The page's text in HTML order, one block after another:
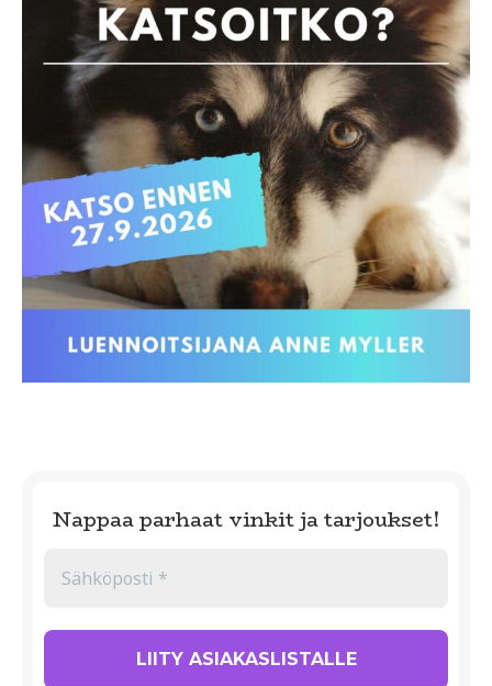
Nappaa parhaat vinkit ja tarjoukset!